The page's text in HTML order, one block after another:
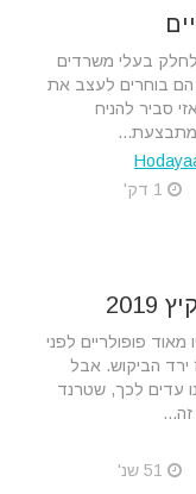
לחלק בעלי משרדים
בוחרים לעצב את
סביר להניח
מאוד פופולריים לפני
ירד הביקוש. אבל
אנחנו עדים לכך, שטרנד